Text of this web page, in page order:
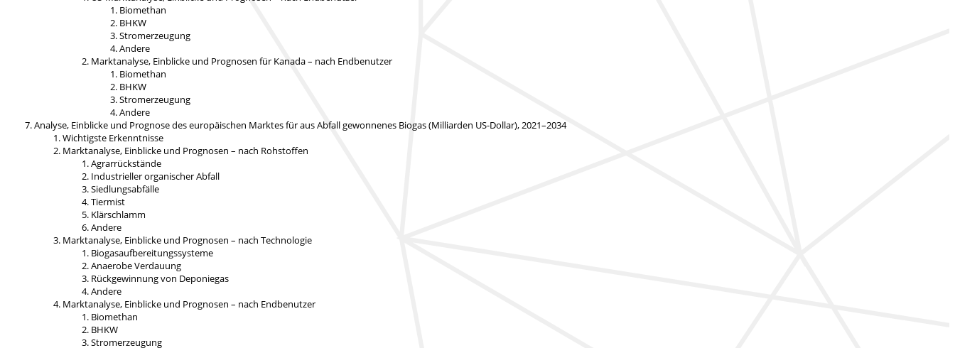
Biomethan
BHKW
Stromerzeugung
Andere
Marktanalyse, Einblicke und Prognosen für Kanada – nach Endbenutzer
Biomethan
BHKW
Stromerzeugung
Andere
Analyse, Einblicke und Prognose des europäischen Marktes für aus Abfall gewonnenes Biogas (Milliarden US-Dollar), 2021–2034
Wichtigste Erkenntnisse
Marktanalyse, Einblicke und Prognosen – nach Rohstoffen
Agrarrückstände
Industrieller organischer Abfall
Siedlungsabfälle
Tiermist
Klärschlamm
Andere
Marktanalyse, Einblicke und Prognosen – nach Technologie
Biogasaufbereitungssysteme
Anaerobe Verdauung
Rückgewinnung von Deponiegas
Andere
Marktanalyse, Einblicke und Prognosen – nach Endbenutzer
Biomethan
BHKW
Stromerzeugung